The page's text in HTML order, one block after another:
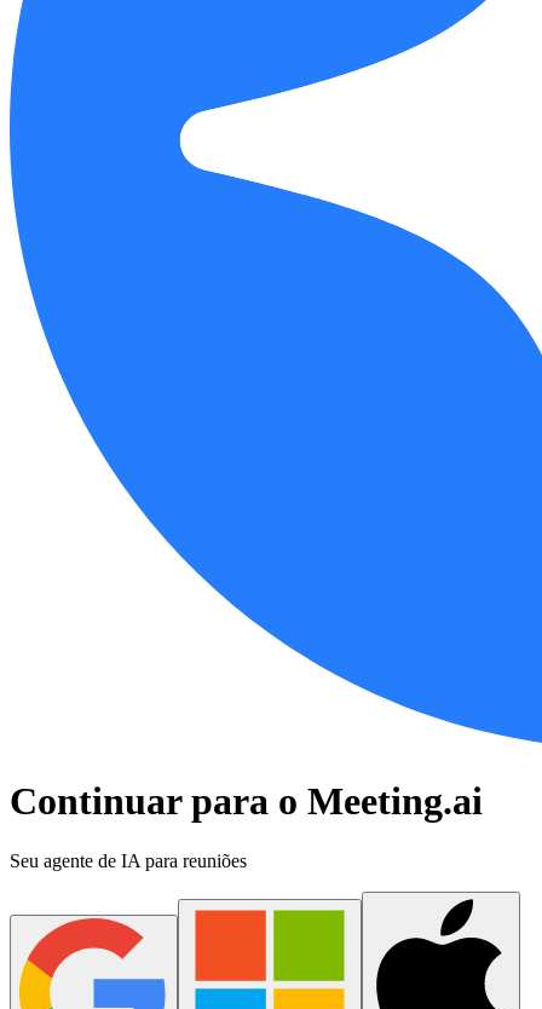
Continuar para o Meeting.ai
Seu agente de IA para reuniões